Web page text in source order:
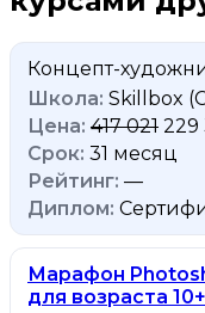
Концепт-
Skillbox
417 021 229
31 месяц
—
Марафон
для возраста 10+